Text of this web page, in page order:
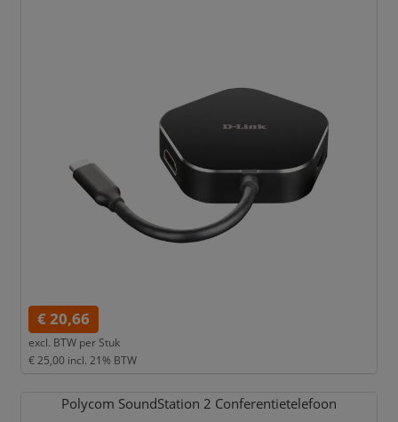
€ 20,66
excl. BTW per Stuk
€ 25,00 incl. 21% BTW
Polycom SoundStation 2 Conferentietelefoon